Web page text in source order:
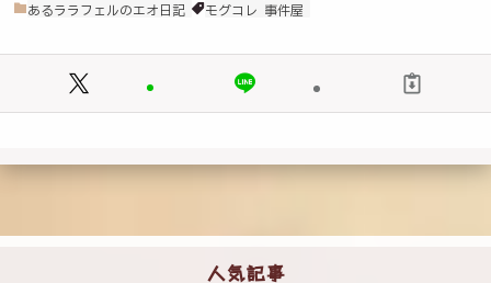
あるララフェルのエオ日記 モグコレ 事件屋
人気記事